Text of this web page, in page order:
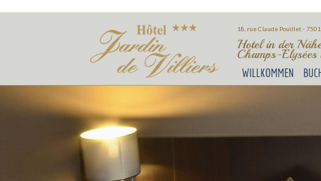
18, rue Claude Pouillet -
Hotel in der
Champs-
WILLKOMMEN